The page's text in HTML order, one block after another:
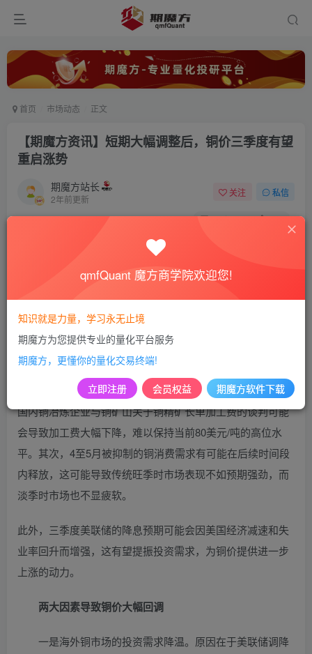
首页 市场动态 正文
【期魔方资讯】短期大幅调整后，铜价三季度有望
重启涨势
期魔方站长
2年前更新
关注 私信
0 8797 462
间出现了显著调整。这一调整主要归因于海外投机买盘的消
退、高铜价对国内需求的抑制作用以及季节性淡季的到来。
展望三季度，铜价预计会呈现先抑后扬的态势，并有望重启
涨势。首先，铜矿现货加工费目前处于低位，预示着下半年
国内铜冶炼企业与铜矿山关于铜精矿长单加工费的谈判可能
会导致加工费大幅下降，难以保持当前80美元/吨的高位水
平。其次，4至5月被抑制的铜消费需求有可能在后续时间段
内释放，这可能导致传统旺季时市场表现不如预期强劲，而
淡季时市场也不显疲软。
此外，三季度美联储的降息预期可能会因美国经济减速和失
业率回升而增强，这有望提振投资需求，为铜价提供进一步
上涨的动力。
两大因素导致铜价大幅回调
一是海外铜市场的投资需求降温。原因在于美联储调降
qmfQuant 魔方商学院欢迎您!
知识就是力量，学习永无止境
期魔方为您提供专业的量化平台服务
期魔方，更懂你的量化交易终端!
立即注册 会员权益 期魔方软件下载